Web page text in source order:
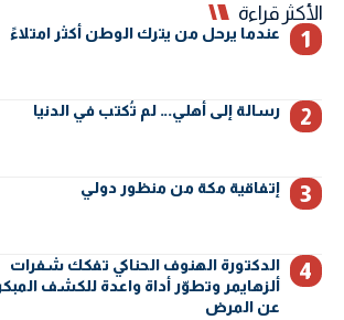
الأكثر قراءة
عندما يرحل من يترك الوطن أكثر امتلاءً
رسالة إلى أهلي… لم تُكتب في الدنيا
إتفاقية مكة من منظور دولي
الدكتورة الهنوف الحناكي تفكك شفرات
ألزهايمر وتطوّر أداة واعدة للكشف المبكر
عن المرض